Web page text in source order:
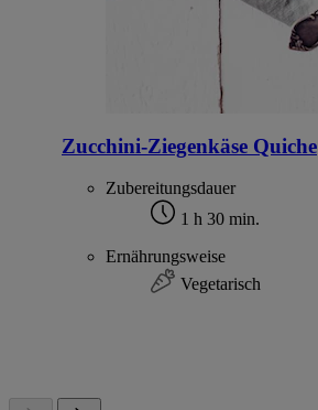
Zucchini-Ziegenkäse Quiche
Zubereitungsdauer
1 h 30 min.
Ernährungsweise
Vegetarisch